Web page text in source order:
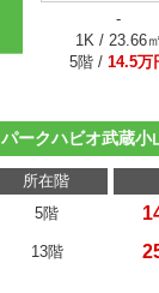
-
1K / 23.66㎡
5階 / 14.5万
パークハビオ武蔵小
所在階
5階
13階